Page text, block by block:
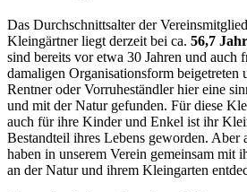
Das Durchschnittsalter der
Kleingärtner liegt derzeit bei ca. 56,7
sind bereits vor etwa 30 Jahren und auch
damaligen Organisationsform beigetreten
Rentner oder Vorruheständler hier eine
und mit der Natur gefunden. Für diese
auch für ihre Kinder und Enkel ist ihr
Bestandteil ihres Lebens geworden. Aber
haben in unserem Verein gemeinsam mit
an der Natur und ihrem Kleingarten